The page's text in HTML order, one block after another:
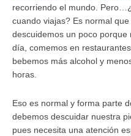
recorriendo el mundo.
cuando viajas? Es normal
descuidemos un poco
día, comemos en
bebemos más alcohol y
horas.
Eso es normal y forma parte
debemos descuidar nuestra
pues necesita una atención